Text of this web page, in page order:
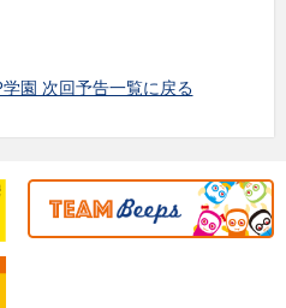
園 次回予告一覧に戻る